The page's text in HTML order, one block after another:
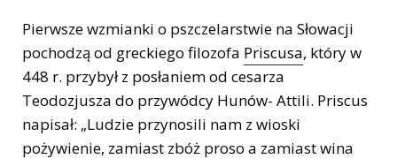
Pierwsze wzmianki o pszczelarstwie na Słowacji
pochodzą od greckiego filozofa Priscusa, który w
448 r. przybył z posłaniem od cesarza
Teodozjusza do przywódcy Hunów- Attili. Priscus
napisał: „Ludzie przynosili nam z wioski
pożywienie, zamiast zbóż proso a zamiast wina